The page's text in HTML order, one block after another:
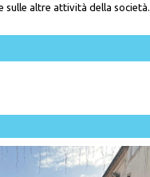
sulle altre attività della società.